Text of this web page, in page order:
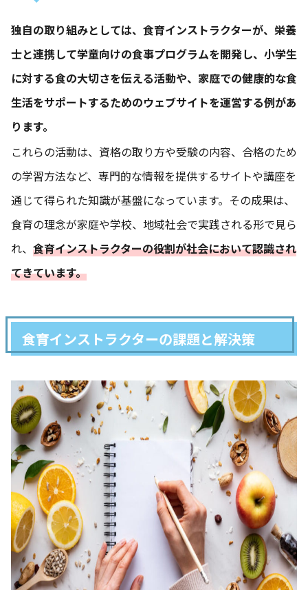
独自の取り組みとしては、食育インストラクターが、栄養
士と連携して学童向けの食事プログラムを開発し、小学生
に対する食の大切さを伝える活動や、家庭での健康的な食
生活をサポートするためのウェブサイトを運営する例があ
ります。
これらの活動は、資格の取り方や受験の内容、合格のため
の学習方法など、専門的な情報を提供するサイトや講座を
通じて得られた知識が基盤になっています。その成果は、
食育の理念が家庭や学校、地域社会で実践される形で見ら
れ、 食育インストラクターの役割が社会において認識され
てきています。
食育インストラクターの課題と解決策